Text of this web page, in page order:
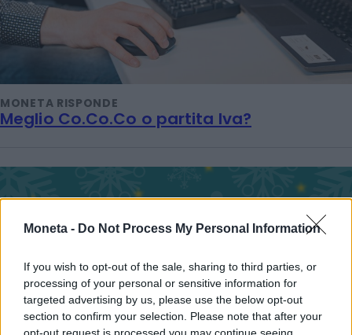
Moneta - Do Not Process My Personal Information
If you wish to opt-out of the sale, sharing to third parties, or
processing of your personal or sensitive information for
targeted advertising by us, please use the below opt-out
section to confirm your selection. Please note that after your
MONETA RISPONDE
Meglio Co.Co.Co o partita Iva?